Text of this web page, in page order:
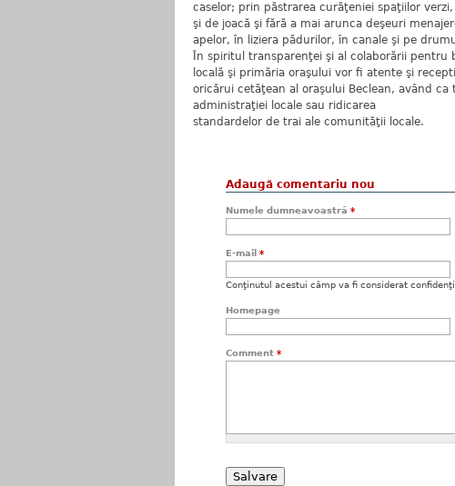
caselor; prin păstrarea curăţeniei spaţiilor
şi de joacă şi fără a mai arunca deşeuri
apelor, în liziera pădurilor, în canale şi pe
În spiritul transparenţei şi al colaborării
locală şi primăria oraşului vor fi atente şi
oricărui cetăţean al oraşului Beclean, având
administraţiei locale sau ridicarea
standardelor de trai ale comunităţii locale.
Adaugă comentariu nou
Numele dumneavoastră *
E-mail *
Conţinutul acestui câmp va fi considerat
Homepage
Comment *